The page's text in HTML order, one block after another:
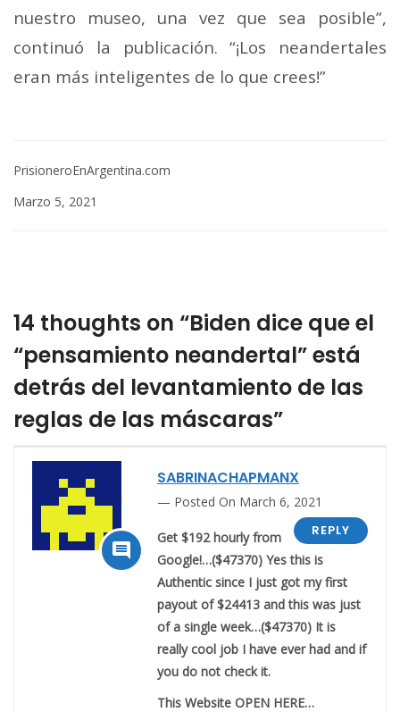
nuestro museo, una vez que sea posible”,
continuó la publicación. “¡Los neandertales
eran más inteligentes de lo que crees!”
PrisioneroEnArgentina.com
Marzo 5, 2021
14 thoughts on “Biden dice que el
“pensamiento neandertal” está
detrás del levantamiento de las
reglas de las máscaras”

SABRINACHAPMANX
Posted On March 6, 2021
REPLY
Get $192 hourly from
Google!…($47370) Yes this is
Authentic since I just got my first
payout of $24413 and this was just
of a single week…($47370) It is
really cool job I have ever had and if
you do not check it.
This Website OPEN HERE…